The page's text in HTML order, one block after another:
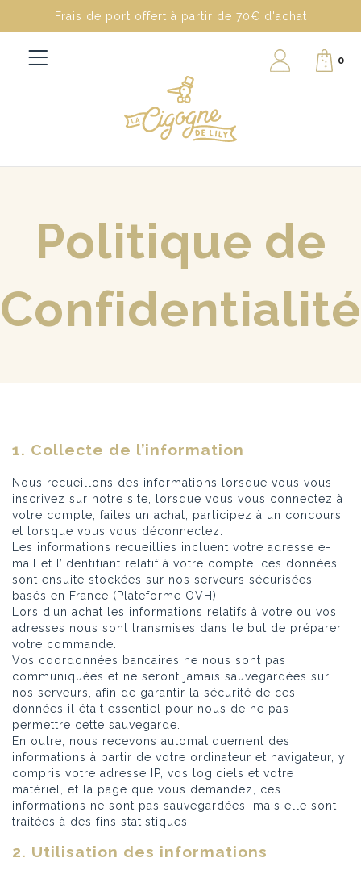
Frais de port offert à partir de 70€ d'achat
0
Politique de
Confidentialité
1. Collecte de l’information
Nous recueillons des informations lorsque vous vous
inscrivez sur notre site, lorsque vous vous connectez à
votre compte, faites un achat, participez à un concours
et lorsque vous vous déconnectez.
Les informations recueillies incluent votre adresse e-
mail et l’identifiant relatif à votre compte, ces données
sont ensuite stockées sur nos serveurs sécurisées
basés en France (Plateforme OVH).
Lors d’un achat les informations relatifs à votre ou vos
adresses nous sont transmises dans le but de préparer
votre commande.
Vos coordonnées bancaires ne nous sont pas
communiquées et ne seront jamais sauvegardées sur
nos serveurs, afin de garantir la sécurité de ces
données il était essentiel pour nous de ne pas
permettre cette sauvegarde.
En outre, nous recevons automatiquement des
informations à partir de votre ordinateur et navigateur, y
compris votre adresse IP, vos logiciels et votre
matériel, et la page que vous demandez, ces
informations ne sont pas sauvegardées, mais elle sont
traitées à des fins statistiques.
2. Utilisation des informations